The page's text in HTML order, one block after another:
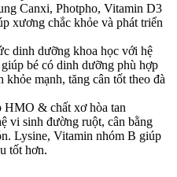
Canxi, Photpho, Vitamin D3
xương chắc khỏe và phát triển
dinh dưỡng khoa học với hệ
bé có dinh dưỡng phù hợp
mạnh, tăng cân tốt theo đà
HMO & chất xơ hòa tan
vi sinh đường ruột, cân bằng
Lysine, Vitamin nhóm B giúp
tốt hơn.